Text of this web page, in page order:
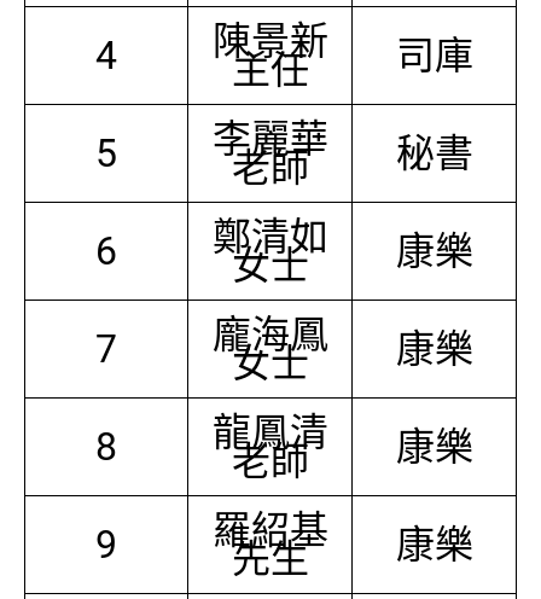
4 陳景新
主任 司庫
5 李麗華
老師 秘書
6 鄭清如
女士 康樂
7 龐海鳳
女士 康樂
8 龍鳳清
老師 康樂
9 羅紹基
先生 康樂